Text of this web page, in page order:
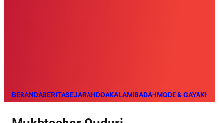
BERANDABERITASEJARAHDOAKALAMIBADAHMODE & GAYA